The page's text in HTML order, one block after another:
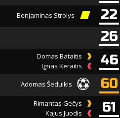
Benjaminas Strolys
22
26
Domas Bataitis
Ignas Keraitis
46
Adomas Šeduikis 60
Rimantas Gečys
Kajus Juodis
61